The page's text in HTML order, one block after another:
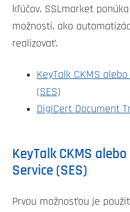
kľúčov. SSLmarket
možnosti, ako
realizovať.
KeyTalk CKMS
(SES)
DigiCert Document
KeyTalk CKMS
Service (SES)
Prvou možnosťou je